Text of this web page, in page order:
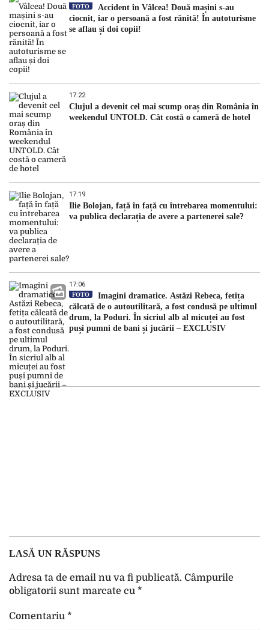
FOTO
Accident în Vâlcea! Două mașini s-au
ciocnit, iar o persoană a fost rănită! În autoturisme
se aflau și doi copii!
17:22
Clujul a devenit cel mai scump oraș din România în
weekendul UNTOLD. Cât costă o cameră de hotel
17:19
Ilie Bolojan, față în față cu întrebarea momentului:
va publica declarația de avere a partenerei sale?
17:06
FOTO
Imagini dramatice. Astăzi Rebeca, fetița
călcată de o autoutilitară, a fost condusă pe ultimul
drum, la Poduri. În sicriul alb al micuței au fost
puși pumni de bani și jucării – EXCLUSIV
LASĂ UN RĂSPUNS
Adresa ta de email nu va fi publicată. Câmpurile
obligatorii sunt marcate cu *
Comentariu *